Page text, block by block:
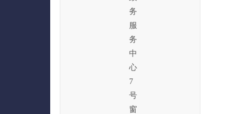
务
服
务
中
心
7
号
窗